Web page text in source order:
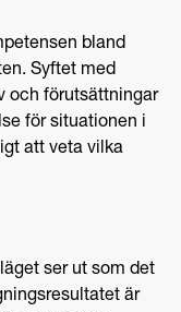
bland
Syftet med
och förutsättningar
för situationen i
att veta vilka
ser ut som det
är